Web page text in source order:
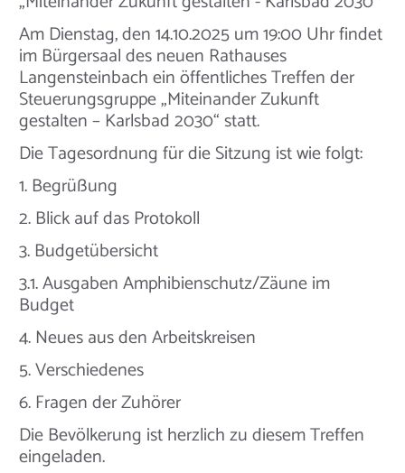
Am Dienstag, den 14.10.2025 um 19:00 Uhr findet
im Bürgersaal des neuen Rathauses
Langensteinbach ein öffentliches Treffen der
Steuerungsgruppe „Miteinander Zukunft
gestalten – Karlsbad 2030“ statt.
Die Tagesordnung für die Sitzung ist wie folgt:
1. Begrüßung
2. Blick auf das Protokoll
3. Budgetübersicht
3.1. Ausgaben Amphibienschutz/Zäune im
Budget
4. Neues aus den Arbeitskreisen
5. Verschiedenes
6. Fragen der Zuhörer
Die Bevölkerung ist herzlich zu diesem Treffen
eingeladen.